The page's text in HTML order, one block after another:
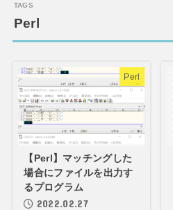
Perl
Perl
【Perl】マッチングした
場合にファイルを出力す
るプログラム
2022.02.27